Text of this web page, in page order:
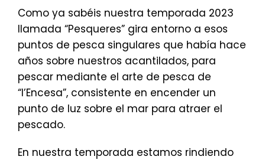
Como ya sabéis nuestra temporada 2023
llamada “Pesqueres” gira entorno a esos
puntos de pesca singulares que había hace
años sobre nuestros acantilados, para
pescar mediante el arte de pesca de
“l’Encesa”, consistente en encender un
punto de luz sobre el mar para atraer el
pescado.
En nuestra temporada estamos rindiendo